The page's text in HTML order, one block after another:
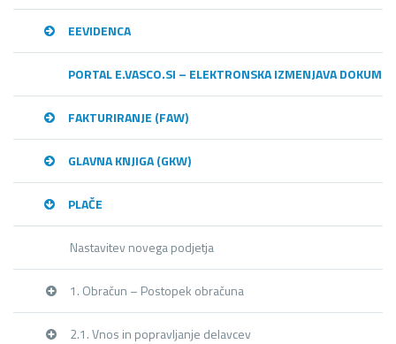
EEVIDENCA
PORTAL E.VASCO.SI – ELEKTRONSKA IZMENJAVA
FAKTURIRANJE (FAW)
GLAVNA KNJIGA (GKW)
PLAČE
Nastavitev novega podjetja
1. Obračun – Postopek obračuna
2.1. Vnos in popravljanje delavcev